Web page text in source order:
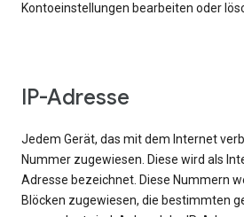
Kontoeinstellungen bearbeiten oder
IP-Adresse
Jedem Gerät, das mit dem Internet
Nummer zugewiesen. Diese wird als
Adresse bezeichnet. Diese Nummern
Blöcken zugewiesen, die bestimmten